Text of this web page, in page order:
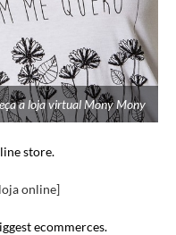
a loja virtual Mony Mony
store.
online]
ecommerces.